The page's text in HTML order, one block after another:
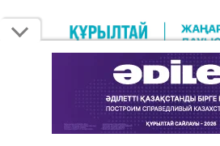
9 августа 2026, 12:09 • кстати